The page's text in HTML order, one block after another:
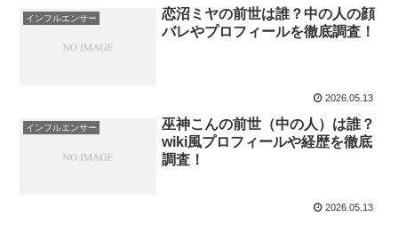
インフルエンサー
恋沼ミヤの前世は誰？中の人の顔
バレやプロフィールを徹底調査！
2026.05.13
インフルエンサー
巫神こんの前世（中の人）は誰？
wiki風プロフィールや経歴を徹底
調査！
2026.05.13